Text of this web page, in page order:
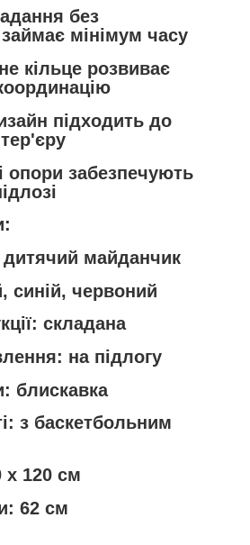
без
займає мінімум часу
кільце розвиває
підходить до
опори забезпечують
майданчик
синій, червоний
складана
на підлогу
блискавка
з баскетбольним
х 120 см
62 см